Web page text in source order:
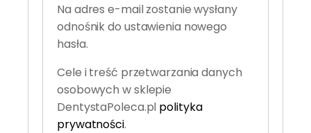
Na adres e-mail zostanie wysłany
odnośnik do ustawienia nowego
hasła.
Cele i treść przetwarzania danych
osobowych w sklepie
DentystaPoleca.pl polityka
prywatności.